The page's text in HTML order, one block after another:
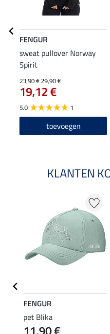
FENGUR
sweat pullover Norway
Spirit
23,90 €29,90 €
19,12 €
5.0 1
toevoegen
KLANTEN
FENGUR
pet Blika